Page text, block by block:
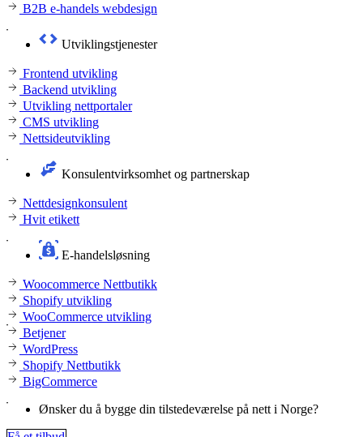
B2B e-handels webdesign
Utviklingstjenester
Frontend utvikling
Backend utvikling
Utvikling nettportaler
CMS utvikling
Nettsideutvikling
Konsulentvirksomhet og partnerskap
Nettdesignkonsulent
Hvit etikett
E-handelsløsning
Woocommerce Nettbutikk
Shopify utvikling
WooCommerce utvikling
Betjener
WordPress
Shopify Nettbutikk
BigCommerce
Ønsker du å bygge din tilstedeværelse på nett i Norge?